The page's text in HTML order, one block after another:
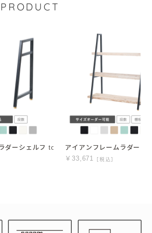
ダーシェルフ towa フレームのみ パーツ
アイアンフレームラダーシ
￥33,671 ［税込］